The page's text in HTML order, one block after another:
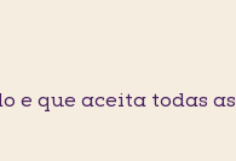
e que aceita todas